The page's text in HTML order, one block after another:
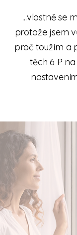
...vlastně se
protože jsem
proč toužím a
těch 6 P